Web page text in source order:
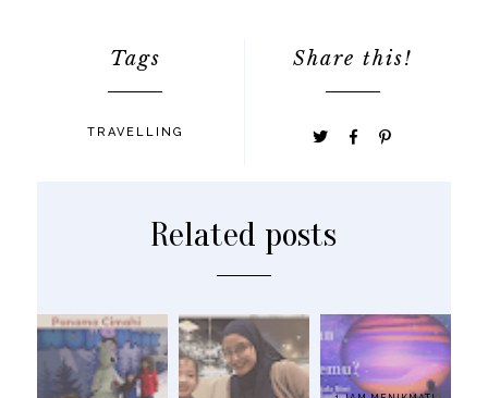
Share this!
Tags
TRAVELLING
Related posts